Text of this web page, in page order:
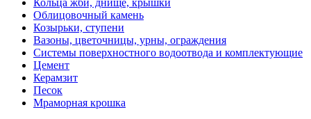
Кольца жби, днище, крышки
Облицовочный камень
Козырьки, ступени
Вазоны, цветочницы, урны, ограждения
Системы поверхностного водоотвода и комплектующие
Цемент
Керамзит
Песок
Мраморная крошка